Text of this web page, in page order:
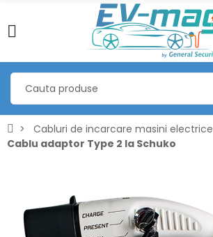
Cabluri de incarcare masini electrice
Cablu adaptor Type 2 la Schuko